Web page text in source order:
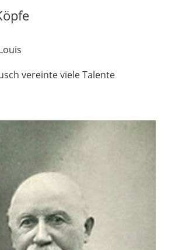
vereinte viele Talente